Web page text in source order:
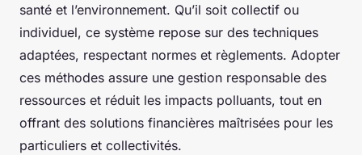
santé et l’environnement. Qu’il soit collectif ou
individuel, ce système repose sur des techniques
adaptées, respectant normes et règlements. Adopter
ces méthodes assure une gestion responsable des
ressources et réduit les impacts polluants, tout en
offrant des solutions financières maîtrisées pour les
particuliers et collectivités.